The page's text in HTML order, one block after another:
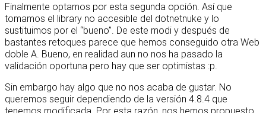
Finalmente optamos por esta segunda opción. Así que
tomamos el library no accesible del dotnetnuke y lo
sustituimos por el “bueno”. De este modi y después de
bastantes retoques parece que hemos conseguido otra Web
doble A. Bueno, en realidad aun no nos ha pasado la
validación oportuna pero hay que ser optimistas :p.
Sin embargo hay algo que no nos acaba de gustar. No
queremos seguir dependiendo de la versión 4.8.4 que